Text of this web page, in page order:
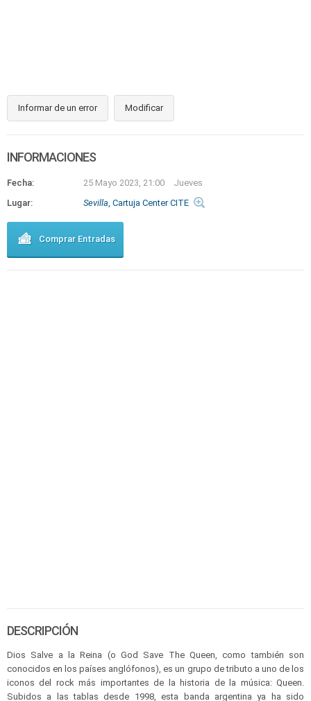
Informar de un error Modificar
INFORMACIONES
Fecha: 25 Mayo 2023, 21:00
Jueves
Lugar:
Sevilla, Cartuja Center CITE
Comprar Entradas
DESCRIPCIÓN
Dios Salve a la Reina (o God Save The Queen, como también son
conocidos en los países anglófonos), es un grupo de tributo a uno de los
iconos del rock más importantes de la historia de la música: Queen.
Subidos a las tablas desde 1998, esta banda argentina ya ha sido